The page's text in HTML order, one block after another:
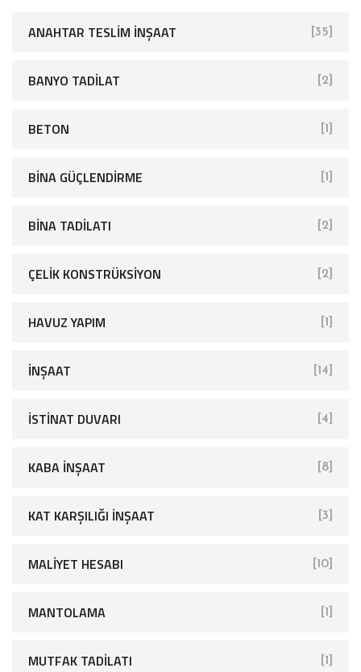
ANAHTAR TESLIM İNŞAAT [35]
BANYO TADILAT [2]
BETON [1]
BINA GÜÇLENDIRME [1]
BINA TADILATI [2]
ÇELIK KONSTRÜKSIYON [2]
HAVUZ YAPIM [1]
İNŞAAT [14]
İSTINAT DUVARI [4]
KABA İNŞAAT [8]
KAT KARŞILIĞI İNŞAAT [3]
MALIYET HESABI [10]
MANTOLAMA [1]
MUTFAK TADILATI [1]